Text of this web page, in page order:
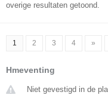
overige resultaten getoond.
1 2 3 4 »
Hmeventing
Niet gevestigd in de